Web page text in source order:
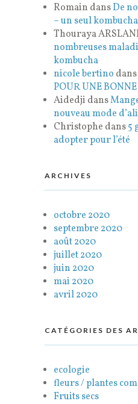
Romain dansDe
– un seul kombucha
Thouraya
nombreuses
kombucha
nicole bertino dans
POUR UNE
Aidedji dans
nouveau mode
Christophe dans5
adopter pour l’été
ARCHIVES
octobre 2020
septembre 2020
août 2020
juillet 2020
juin 2020
mai 2020
avril 2020
CATÉGORIES DES
ecologie
fleurs / plantes
Fruits secs